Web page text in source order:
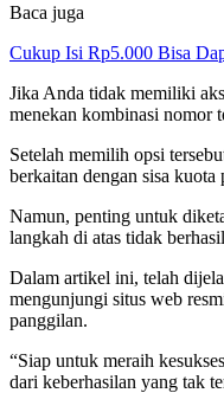
Baca juga
Cukup Isi Rp5.000 Bisa
Jika Anda tidak memiliki
menekan kombinasi nomor
Setelah memilih opsi
berkaitan dengan sisa
Namun, penting untuk
langkah di atas tidak
Dalam artikel ini, telah
mengunjungi situs web
panggilan.
“Siap untuk meraih
dari keberhasilan yang tak